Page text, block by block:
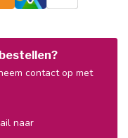
contact op met
naar